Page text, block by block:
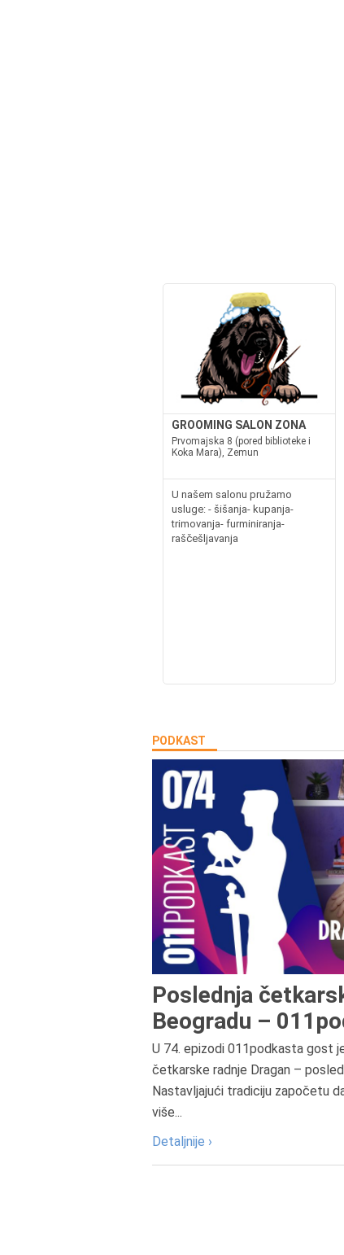
GROOMING SALON ZONA
Prvomajska 8 (pored biblioteke i
Koka Mara), Zemun
U našem salonu pružamo
usluge: - šišanja- kupanja-
trimovanja- furminiranja-
raščešljavanja
PODKAST
Poslednja
Beogradu –
U 74. epizodi 011podkasta gost
četkarske radnje Dragan –
Nastavljajući tradiciju započetu
više...
Detaljnije ›